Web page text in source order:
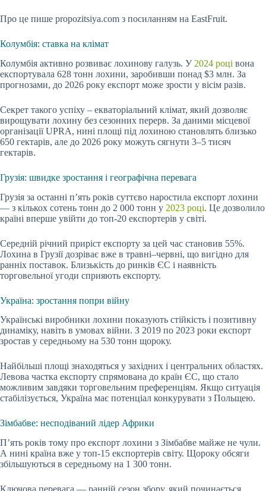
Про це пише propozitsiya.com з посиланням на EastFruit.
Колумбія: ставка на клімат
Колумбія активно розвиває лохинову галузь. У 2024 році вона
експортувала 628 тонн лохини, заробивши понад $3 млн. За
прогнозами, до 2026 року експорт може зрости у вісім разів.
Секрет такого успіху – екваторіальний клімат, який дозволяє
вирощувати лохину без сезонних перерв. За даними місцевої
організації UPRA, нині площі під лохиною становлять близько
650 гектарів, але до 2026 року можуть сягнути 3–5 тисяч
гектарів.
Грузія: швидке зростання і географічна перевага
Грузія за останні п’ять років суттєво наростила експорт лохини
— з кількох сотень тонн до 2 000 тонн у 2023 році. Це дозволило
країні вперше увійти до топ-20 експортерів у світі.
Середній річний приріст експорту за цей час становив 55%.
Лохина в Грузії дозріває вже в травні–червні, що вигідно для
ранніх поставок. Близькість до ринків ЄС і наявність
торговельної угоди сприяють експорту.
Україна: зростання попри війну
Українські виробники лохини показують стійкість і позитивну
динаміку, навіть в умовах війни. З 2019 по 2023 роки експорт
зростав у середньому на 530 тонн щороку.
Найбільші площі знаходяться у західних і центральних областях.
Левова частка експорту спрямована до країн ЄС, що стало
можливим завдяки торговельним преференціям. Якщо ситуація
стабілізується, Україна має потенціал конкурувати з Польщею.
Зімбабве: несподіваний лідер Африки
П’ять років тому про експорт лохини з Зімбабве майже не чули.
А нині країна вже у топ-15 експортерів світу. Щороку обсяги
збільшуються в середньому на 1 300 тонн.